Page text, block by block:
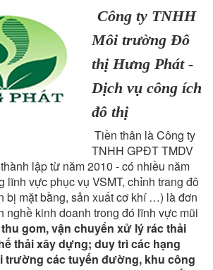
Công ty TNHH
Môi trường Đô
thị Hưng Phát -
Dịch vụ công ích
đô thị
Tiền thân là Công ty
TNHH GPĐT TMDV
lập từ năm 2010 - có nhiều năm
lĩnh vực phục vụ VSMT, chỉnh trang đô
bị mặt bằng, sản xuất cơ khí …) là đơn
nghề kinh doanh trong đó lĩnh vực mũi
gom, vận chuyển xử lý rác thải
thải xây dựng; duy trì các hạng
trường các tuyến đường, khu công